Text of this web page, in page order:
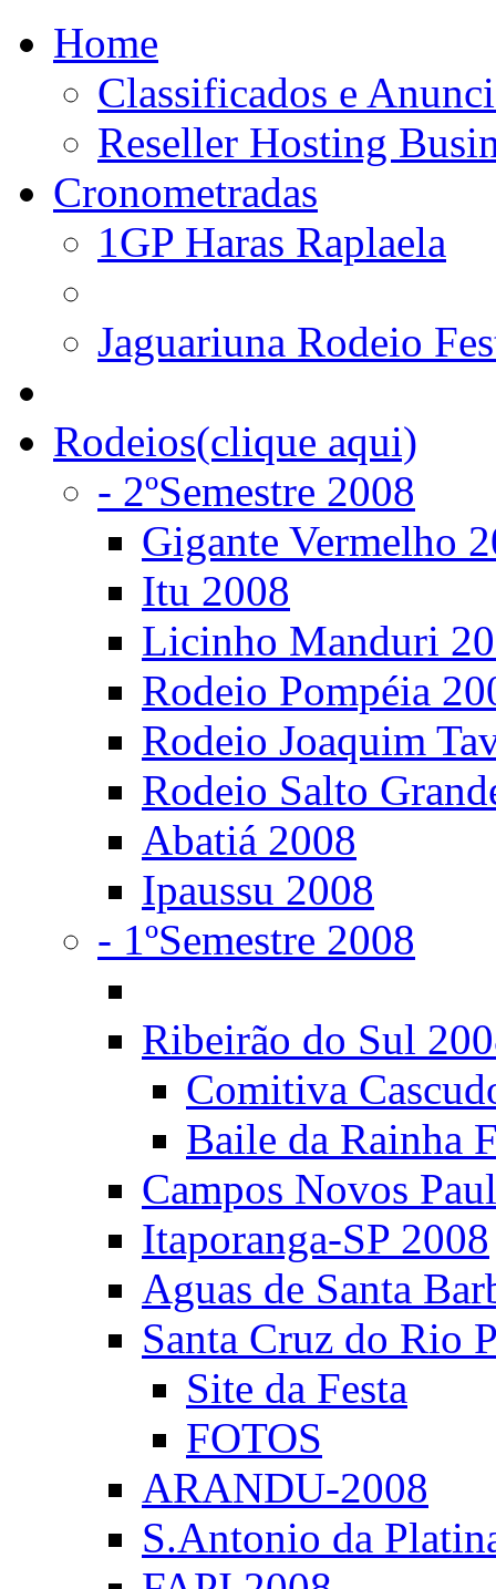
Home
Classificados e
Reseller Hosting
Cronometradas
1GP Haras Raplaela
Jaguariuna Rodeio
Rodeios(clique aqui)
- 2ºSemestre 2008
Gigante Vermelho
Itu 2008
Licinho Manduri
Rodeio Pompéia
Rodeio Joaquim
Rodeio Salto
Abatiá 2008
Ipaussu 2008
- 1ºSemestre 2008
Ribeirão do Sul
Comitiva
Baile da Rainha
Campos Novos
Itaporanga-SP 2008
Aguas de Santa
Santa Cruz do Rio
Site da Festa
FOTOS
ARANDU-2008
S.Antonio da